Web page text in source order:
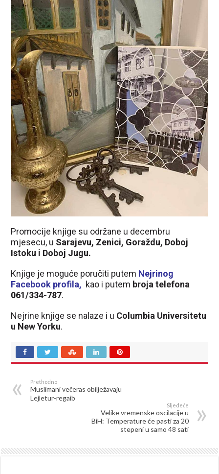
Promocije knjige su održane u decembru
mjesecu, u Sarajevu, Zenici, Goraždu, Doboj
Istoku i Doboj Jugu.
Knjige je moguće poručiti putem Nejrinog
Facebook profila, kao i putem broja telefona
061/334-787.
Nejrine knjige se nalaze i u Columbia Universitetu
u New Yorku.
Prethodno
Muslimani večeras obilježavaju
Lejletur-regaib
Sljedeće
Velike vremenske oscilacije u
BiH: Temperature će pasti za 20
stepeni u samo 48 sati